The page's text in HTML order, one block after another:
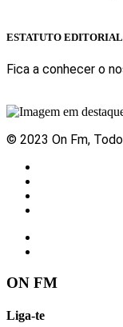
ESTATUTO EDITORIAL
Fica a conhecer o
© 2023 On Fm,
ON FM
Liga-te